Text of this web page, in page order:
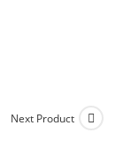
Next Product